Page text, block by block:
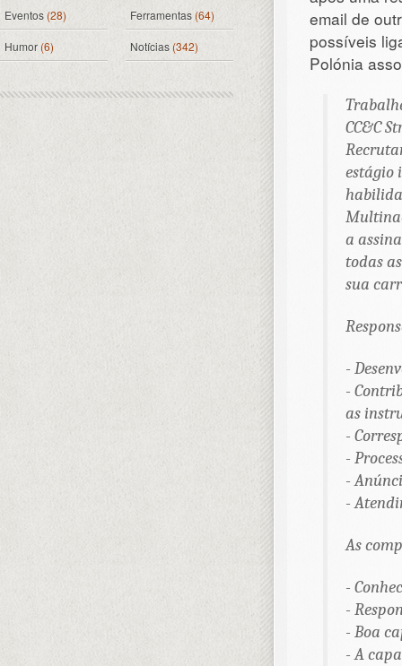
email de
possíveis
Polónia
CC&C
estágio
a
todas
sua
-
-
as
-
-
-
-
As
-
-
- Boa
- A
Eventos (28) Ferramentas (64)
Humor (6) Notícias (342)